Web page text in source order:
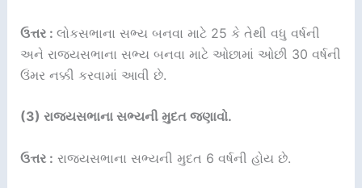
ઉત્તર : લોકસભાના સભ્ય બનવા માટે 25 કે તેથી વધુ વર્ષની
અને રાજ્યસભાના સભ્ય બનવા માટે ઓછામાં ઓછી 30 વર્ષની
ઉંમર નક્કી કરવામાં આવી છે.
(3) રાજ્યસભાના સભ્યની મુદત જણાવો.
ઉત્તર : રાજ્યસભાના સભ્યની મુદત 6 વર્ષની હોય છે.